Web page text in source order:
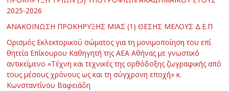
2025-2026
ΑΝΑΚΟΙΝΩΣΗ ΠΡΟΚΗΡΥΞΗΣ ΜΙΑΣ (1) ΘΕΣΗΣ ΜΕΛΟΥΣ Δ.Ε.Π
Ορισμός Εκλεκτορικού σώματος για τη μονιμοποίηση του επί
θητεία Επίκουρου Καθηγητή της ΑΕΑ Αθήνας με γνωστικό
αντικείμενο «Τέχνη και τεχνικές της ορθόδοξης ζωγραφικής από
τους μέσους χρόνους ως και τη σύγχρονη εποχή» κ.
Κωνσταντίνου Βαφειάδη